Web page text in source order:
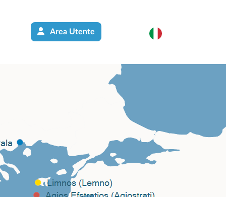
Area Utente